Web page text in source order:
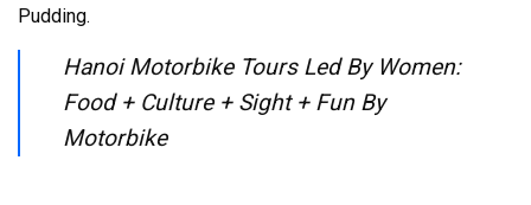
Pudding.
Hanoi Motorbike Tours Led By Women:
Food + Culture + Sight + Fun By
Motorbike